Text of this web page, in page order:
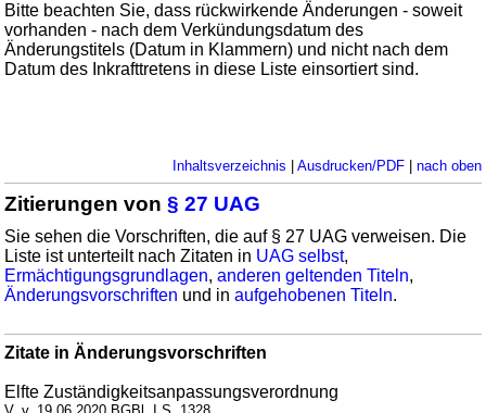
Bitte beachten Sie, dass rückwirkende Änderungen - soweit
vorhanden - nach dem Verkündungsdatum des
Änderungstitels (Datum in Klammern) und nicht nach dem
Datum des Inkrafttretens in diese Liste einsortiert sind.
Inhaltsverzeichnis Ausdrucken/PDF| nach oben
Zitierungen von§ 27 UAG
Sie sehen die Vorschriften, die auf § 27 UAG verweisen. Die
Liste ist unterteilt nach Zitaten in UAG selbst,
Ermächtigungsgrundlagen,anderen geltenden Titeln,
Änderungsvorschriften und inaufgehobenen Titeln.
Zitate in Änderungsvorschriften
Elfte Zuständigkeitsanpassungsverordnung